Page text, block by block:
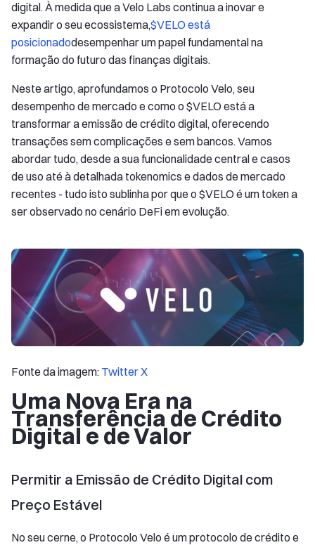
digital. À medida que a Velo Labs continua a inovar e
expandir o seu ecossistema,$VELO está
posicionadodesempenhar um papel fundamental na
formação do futuro das finanças digitais.
Neste artigo, aprofundamos o Protocolo Velo, seu
desempenho de mercado e como o $VELO está a
transformar a emissão de crédito digital, oferecendo
transações sem complicações e sem bancos. Vamos
abordar tudo, desde a sua funcionalidade central e casos
de uso até à detalhada tokenomics e dados de mercado
recentes - tudo isto sublinha por que o $VELO é um token a
ser observado no cenário DeFi em evolução.
Fonte da imagem: Twitter X
Uma Nova Era na
Transferência de Crédito
Digital e de Valor
Permitir a Emissão de Crédito Digital com
Preço Estável
No seu cerne, o Protocolo Velo é um protocolo de crédito e